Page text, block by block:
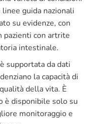
guida nazionali
su evidenze, con
pazienti con artrite
intestinale.
supportata da dati
la capacità di
della vita. È
è disponibile solo su
monitoraggio e